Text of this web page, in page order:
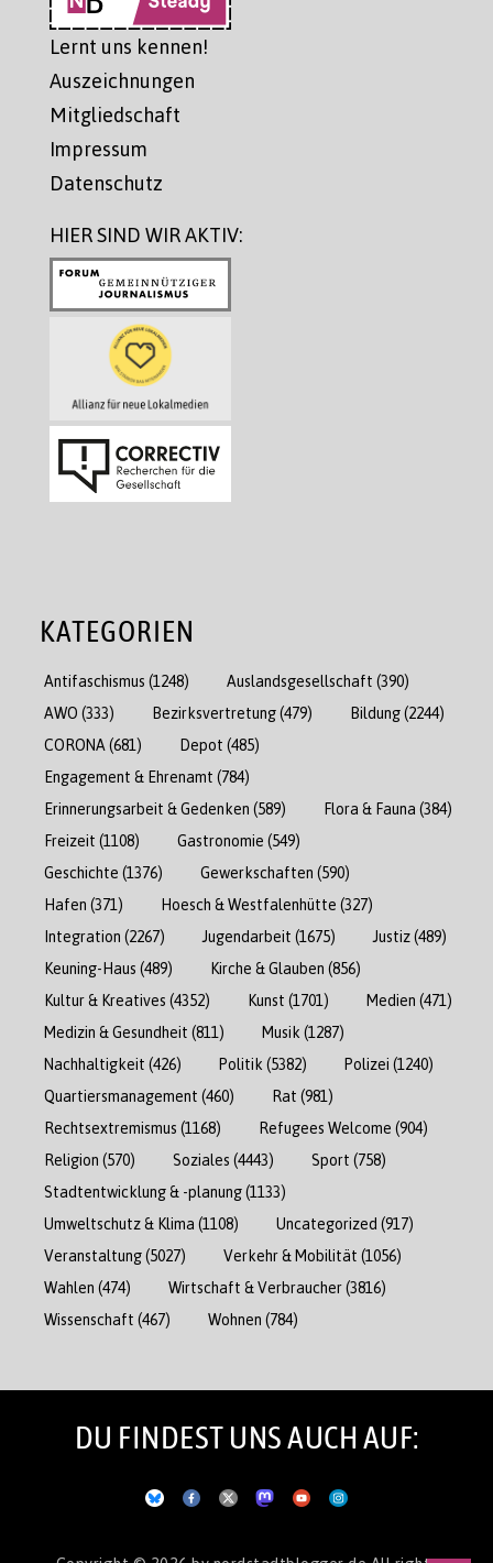
Lernt uns kennen!
Auszeichnungen
Mitgliedschaft
Impressum
Datenschutz
HIER SIND WIR AKTIV:
KATEGORIEN
Antifaschismus (1248) Auslandsgesellschaft (390)
AWO (333) Bezirksvertretung(479) Bildung(2244)
CORONA (681) Depot (485)
Engagement & Ehrenamt (784)
Erinnerungsarbeit & Gedenken (589) Flora & Fauna (384)
Freizeit (1108) Gastronomie (549)
Geschichte (1376) Gewerkschaften (590)
Hafen (371) Hoesch & Westfalenhütte (327)
Integration (2267) Jugendarbeit (1675) Justiz(489)
Keuning-Haus (489) Kirche & Glauben (856)
Kultur & Kreatives (4352) Kunst (1701) Medien (471)
Medizin & Gesundheit (811) Musik (1287)
Nachhaltigkeit (426) Politik (5382) Polizei (1240)
Quartiersmanagement (460) Rat (981)
Rechtsextremismus (1168) Refugees Welcome (904)
Religion (570) Soziales (4443) Sport (758)
Stadtentwicklung & -planung(1133)
Umweltschutz & Klima (1108) Uncategorized (917)
Veranstaltung(5027) Verkehr & Mobilität (1056)
Wahlen (474) Wirtschaft & Verbraucher(3816)
Wissenschaft (467) Wohnen (784)
DU FINDEST UNS AUCH AUF: